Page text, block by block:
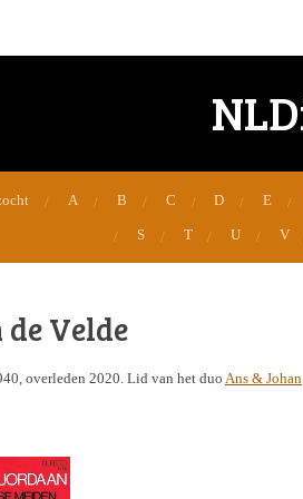
A B C D E
S T U V
Velde
overleden 2020. Lid van het duoAns & Johan